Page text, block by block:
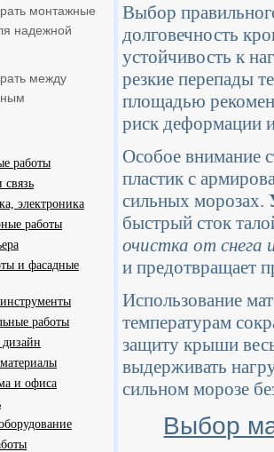
монтажные
надежной
между
работы
связь
электроника
работы
и фасадные
работы
и офиса
Выбор
долговечность
устойчивость к
резкие перепады
площадью
риск деформации
Особое внимание
пластик с
сильных морозах.
быстрый сток
очистка от снега
и предотвращает
Использование
температурам
защиту крыши
выдерживать
сильном морозе
Выбор